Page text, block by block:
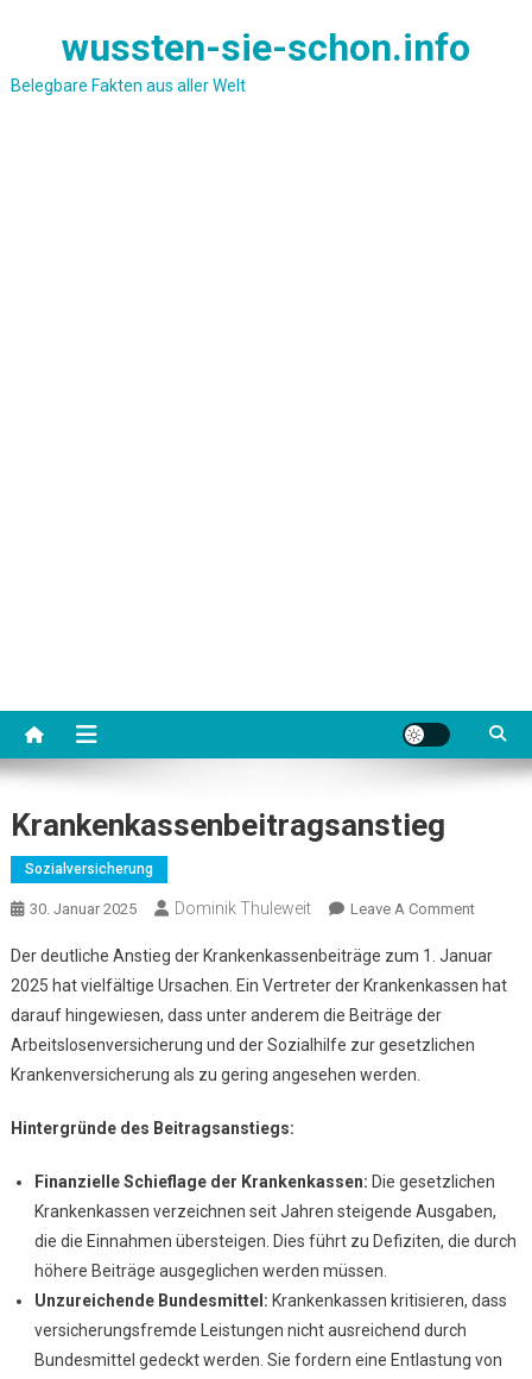
wussten-sie-schon.info
Belegbare Fakten aus aller Welt
Krankenkassenbeitragsanstieg
Sozialversicherung
30. Januar 2025 Dominik Thuleweit Leave A CommentOn
Der deutliche Anstieg der Krankenkassenbeiträge zum 1. Januar
2025 hat vielfältige Ursachen. Ein Vertreter der Krankenkassen hat
darauf hingewiesen, dass unter anderem die Beiträge der
Arbeitslosenversicherung und der Sozialhilfe zur gesetzlichen
Krankenversicherung als zu gering angesehen werden.
Hintergründe des Beitragsanstiegs:
Finanzielle Schieflage der Krankenkassen: Die gesetzlichen
Krankenkassen verzeichnen seit Jahren steigende Ausgaben,
die die Einnahmen übersteigen. Dies führt zu Defiziten, die durch
höhere Beiträge ausgeglichen werden müssen.
Unzureichende Bundesmittel: Krankenkassen kritisieren, dass
versicherungsfremde Leistungen nicht ausreichend durch
Bundesmittel gedeckt werden. Sie fordern eine Entlastung von